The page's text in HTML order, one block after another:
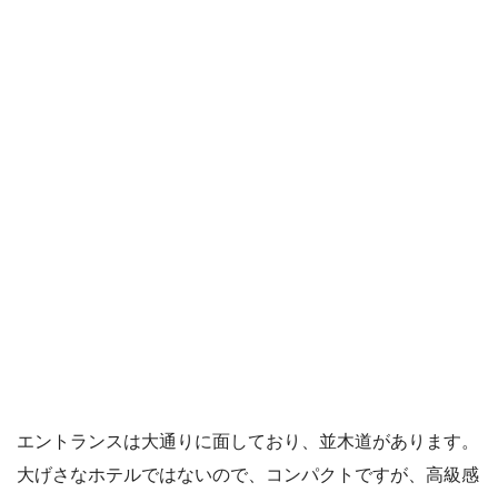
エントランスは大通りに面しており、並木道があります。
大げさなホテルではないので、コンパクトですが、高級感